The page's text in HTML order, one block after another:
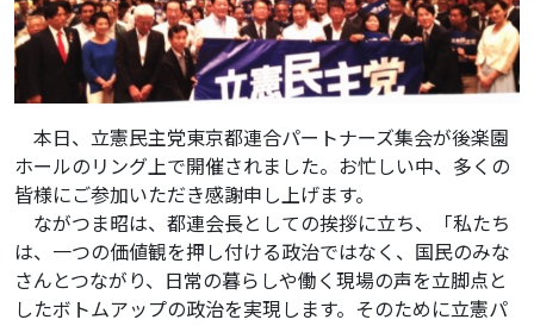
本日、立憲民主党東京都連合パートナーズ集会が後楽園
ホールのリング上で開催されました。お忙しい中、多くの
皆様にご参加いただき感謝申し上げます。
ながつま昭は、都連会長としての挨拶に立ち、「私たち
は、一つの価値観を押し付ける政治ではなく、国民のみな
さんとつながり、日常の暮らしや働く現場の声を立脚点と
したボトムアップの政治を実現します。そのために立憲パ